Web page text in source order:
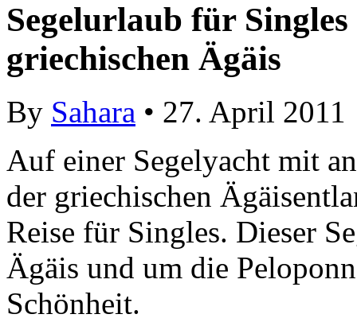
Segelurlaub für
griechischen Ägäis
By Sahara • 27. April 2011
Auf einer Segelyacht mit
der griechischen
Reise für Singles. Dieser
Ägäis und um die
Schönheit.